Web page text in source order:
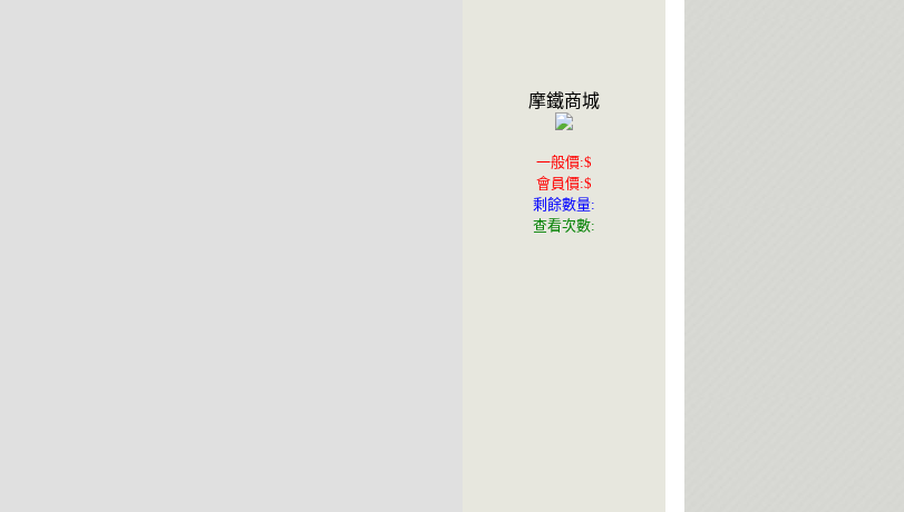
摩鐵商城
一般價:$
會員價:$
剩餘數量:
查看次數: